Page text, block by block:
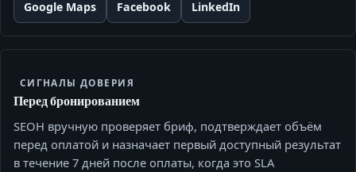
Google Maps Facebook LinkedIn
СИГНАЛЫ ДОВЕРИЯ
Перед бронированием
SEOH вручную проверяет бриф, подтверждает объём
перед оплатой и назначает первый доступный результат
в течение 7 дней после оплаты, когда это SLA